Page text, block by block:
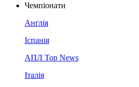
Чемпіонати
Англія
Іспанія
АПЛ Top News
Італія